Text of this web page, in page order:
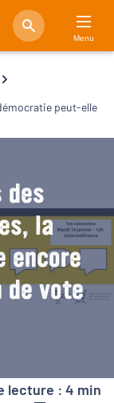
Menu
peut-elle
des
la
encore
vote
lecture : 4 min